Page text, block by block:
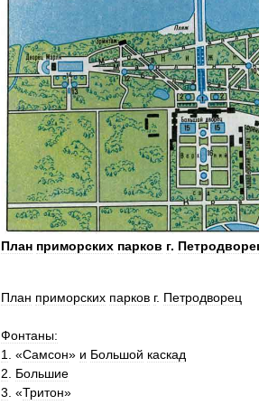
План приморских парков г.
План приморских парков г. Петродворец
Фонтаны:
1
. «Самсон» и Большой каскад
2
Большие
3 . «Тритон»